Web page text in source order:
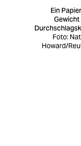
Ein
Gewicht
Foto:
Howard/